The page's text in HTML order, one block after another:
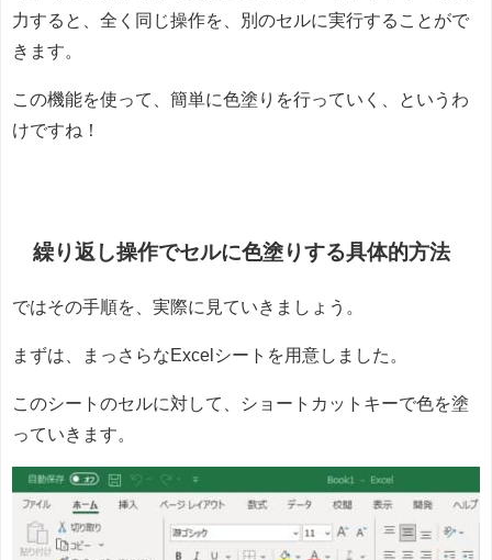
力すると、全く同じ操作を、別のセルに実行することがで
きます。
この機能を使って、簡単に色塗りを行っていく、というわ
けですね！
繰り返し操作でセルに色塗りする具体的方法
ではその手順を、実際に見ていきましょう。
まずは、まっさらなExcelシートを用意しました。
このシートのセルに対して、ショートカットキーで色を塗
っていきます。